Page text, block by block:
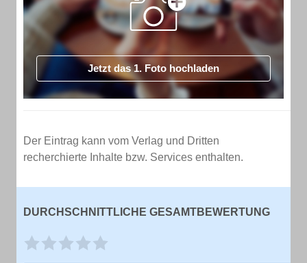
Jetzt das 1. Foto hochladen
Der Eintrag kann vom Verlag und Dritten
recherchierte Inhalte bzw. Services enthalten.
DURCHSCHNITTLICHE GESAMTBEWERTUNG